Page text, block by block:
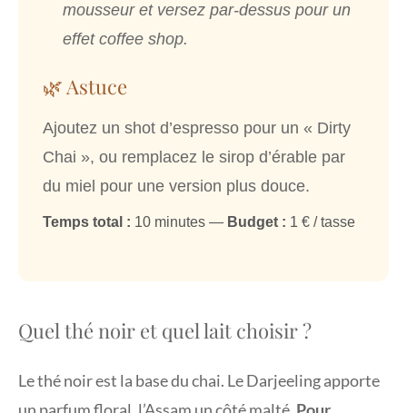
mousseur et versez par-dessus pour un
effet coffee shop.
🌿 Astuce
Ajoutez un shot d’espresso pour un « Dirty
Chai », ou remplacez le sirop d’érable par
du miel pour une version plus douce.
Temps total : 10 minutes — Budget : 1 € / tasse
Quel thé noir et quel lait choisir ?
Le thé noir est la base du chai. Le Darjeeling apporte